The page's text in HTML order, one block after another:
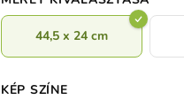
0,0
csillag.
44,5 x 24 cm
KÉP SZÍNE